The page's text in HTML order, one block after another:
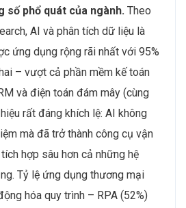
số phổ quát của ngành. Theo
AI và phân tích dữ liệu là
ứng dụng rộng rãi nhất với 95%
– vượt cả phần mềm kế toán
và điện toán đám mây (cùng
rất đáng khích lệ: AI không
mà đã trở thành công cụ vận
hợp sâu hơn cả những hệ
Tỷ lệ ứng dụng thương mại
hóa quy trình – RPA (52%)